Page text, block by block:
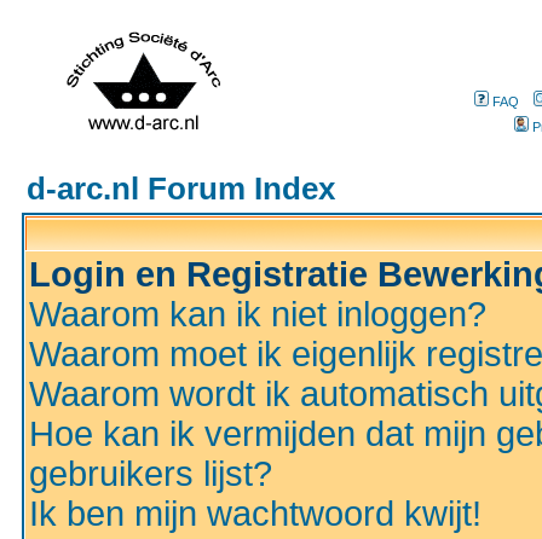
FAQ
d-arc.nl Forum Index
Login en Registratie
Waarom kan ik niet inloggen?
Waarom moet ik eigenlijk
Waarom wordt ik automatisch
Hoe kan ik vermijden dat mijn
gebruikers lijst?
Ik ben mijn wachtwoord kwijt!